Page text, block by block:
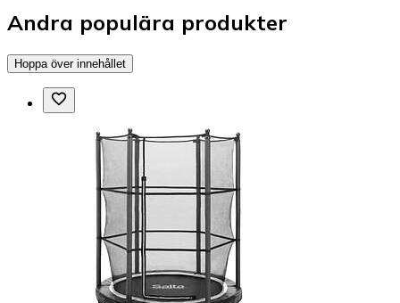
Andra populära produkter
Hoppa över innehållet